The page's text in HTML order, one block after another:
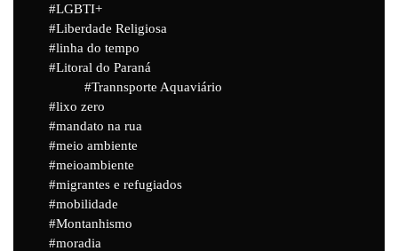
LGBTI+
Liberdade Religiosa
linha do tempo
Litoral do Paraná
Trannsporte Aquaviário
lixo zero
mandato na rua
meio ambiente
meioambiente
migrantes e refugiados
mobilidade
Montanhismo
moradia